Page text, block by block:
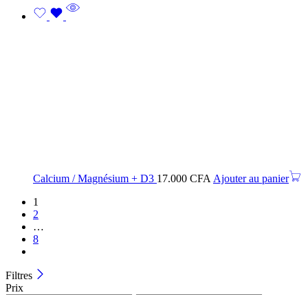
Calcium / Magnésium + D3 17.000 CFA Ajouter au panier
1
2
…
8
Filtres
Prix